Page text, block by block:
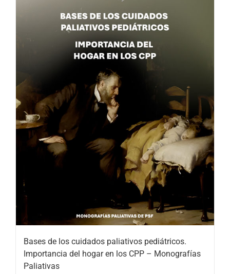
Bases de los cuidados paliativos pediátricos.
Importancia del hogar en los CPP – Monografías
Paliativas